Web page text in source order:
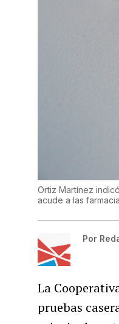
Ortiz Martínez
acude a las
Por
La
pruebas